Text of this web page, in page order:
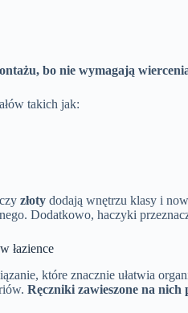
bo nie wymagają
takich jak:
czy złoty dodają wnętrzu klasy i
Dodatkowo, haczyki
łazience
które znacznie ułatwia
Ręczniki zawieszone na nich